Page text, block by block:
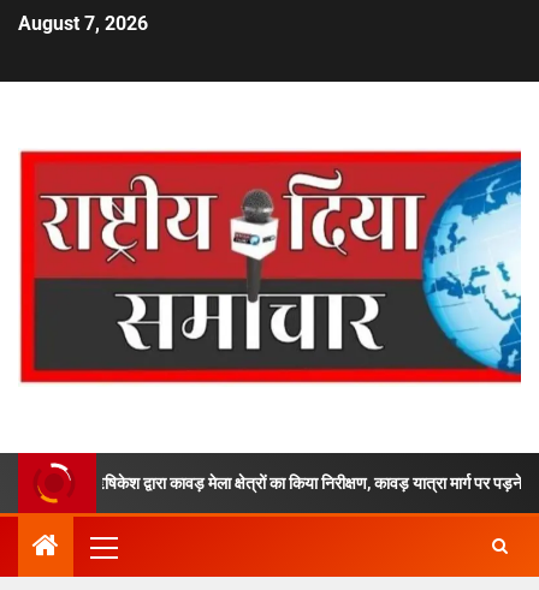
August 7, 2026
ऋषिकेश द्वारा कावड़ मेला क्षेत्रों का किया निरीक्षण, कावड़ यात्रा मार्ग पर पड़ने वाले